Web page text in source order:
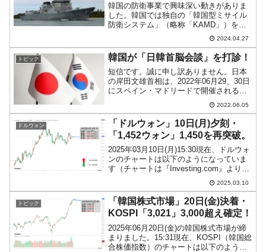
韓国の防衛事業で興味深い動きがありま
した。韓国では独自の「韓国型ミサイル
防衛システム」（略称「KAMD」）を推
進しています。多層的な防空システムを
作ることで北朝鮮などのミサイルを防ぐ
のを目的としています。Money1でもご紹
介したことがあり...
2024.04.27
トピック 韓国が「日韓首脳会談」を打診！
短信です。誠に申し訳ありません。日本
の岸田文雄首相は、2022年06月29、30日
にスペイン・マドリードで開催される
NATO（北大西洋条約機構）首脳会議に
出席する方向で検討に入りました。韓国
では、2022年05月02日に、後に外交部長
官にな...
2022.06.05
ドルウォン
「ドルウォン」10日(月)夕刻・
「1,452ウォン」1,450を再突破。
2025年03月10日(月)15:30現在、ドルウォ
ンのチャートは以下のようになっていま
す（チャートは『Investing.com』より引
用）。陽線が伸び、「1ドル＝1,450ウォ
ン」を再突破しています。現在のところ
「1ドル＝1,452ウォ...
2025.03.10
トピック
「韓国株式市場」20日(金)決着・
KOSPI「3,021」3,000超え確定！
2025年06月20日(金)の韓国株式市場が締
まりました。15:31現在、KOSPI（韓国総
合株価指数）のチャートは以下のように